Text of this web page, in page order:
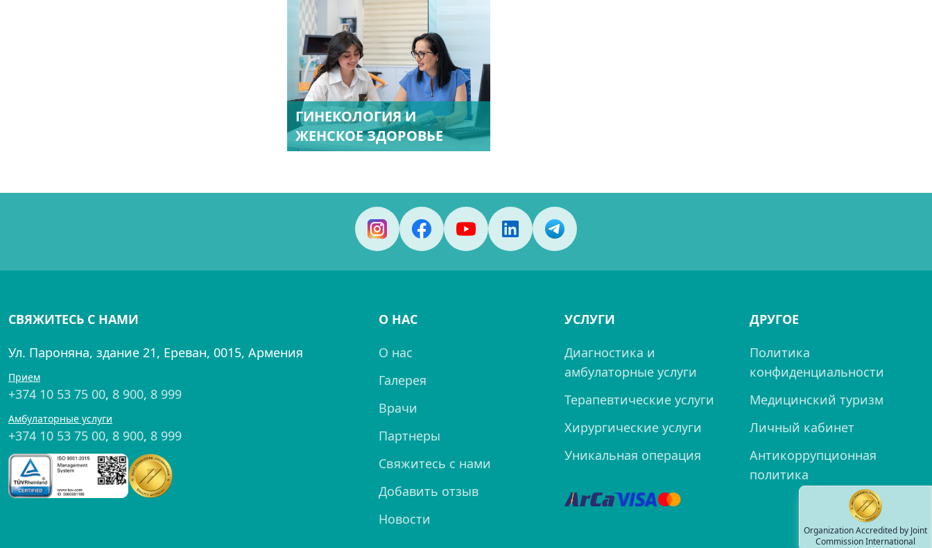
ГИНЕКОЛОГИЯ И
ЖЕНСКОЕ ЗДОРОВЬЕ
СВЯЖИТЕСЬ С НАМИ
Ул. Пароняна, здание 21, Ереван, 0015, Армения
Прием
+374 10 53 75 00, 8 900, 8 999
Амбулаторные услуги
+374 10 53 75 00, 8 900, 8 999
О НАС
О нас
Галерея
Врачи
Партнеры
Свяжитесь с нами
Добавить отзыв
Новости
УСЛУГИ
Диагностика и
амбулаторные услуги
Терапевтические услуги
Хирургические услуги
Уникальная операция
ДРУГОЕ
Политика
конфиденциальности
Медицинский туризм
Личный кабинет
Антикоррупционная
политика
Organization Accredited by Joint
Commission International